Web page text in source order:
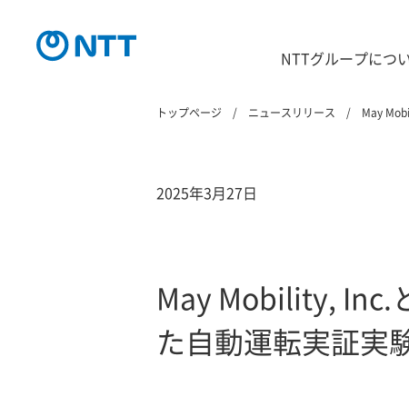
NTTグループにつ
トップページ ニュースリリース May
2025年3月27日
May Mobility, Inc.
た自動運転実証実